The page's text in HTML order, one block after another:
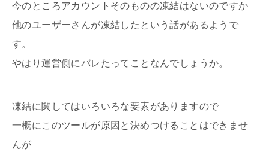
今のところアカウントそのものの凍結はないのですか
他のユーザーさんが凍結したという話があるようで
す。
やはり運営側にバレたってことなんでしょうか。
凍結に関してはいろいろな要素がありますので
一概にこのツールが原因と決めつけることはできませ
んが